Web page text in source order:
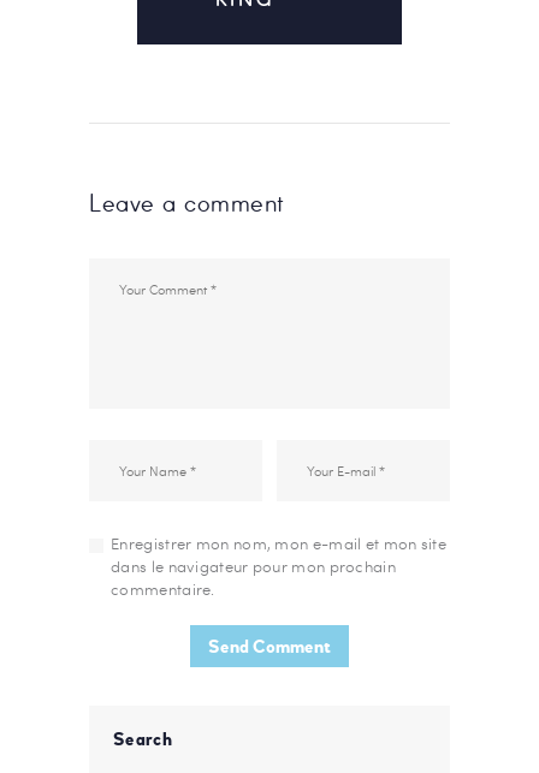
Leave a comment
Enregistrer mon nom, mon e-mail et mon site
dans le navigateur pour mon prochain
commentaire.
Search